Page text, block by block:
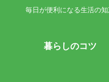
毎日が便利になる生活の
暮らしのコツ